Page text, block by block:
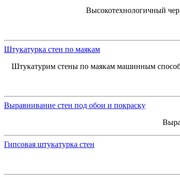
Высокотехнологичный
Штукатурка стен по маякам
Штукатурим стены по маякам машинным
Выравнивание стен под обои и покраску
Гипсовая штукатурка стен